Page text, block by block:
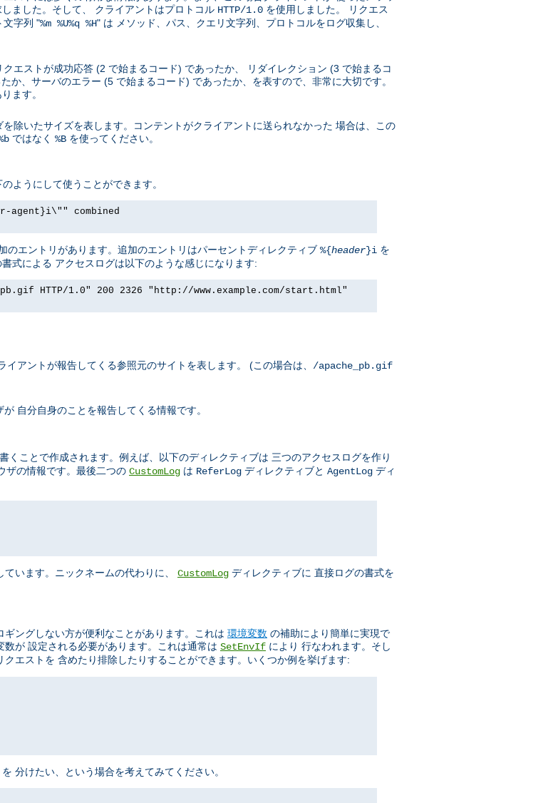
しました。そして、 クライアントはプロトコル HTTP/1.0 を使用しました。 リクエス
文字列 "%m %U%q %H" は メソッド、パス、クエリ文字列、プロトコルをログ収集し、
エストが成功応答 (2 で始まるコード) であったか、 リダイレクション (3 で始まるコ
、サーバのエラー (5 で始まるコード) であったか、を表すので、非常に大切です。
ます。
除いたサイズを表します。コンテントがクライアントに送られなかった 場合は、この
ではなく %B を使ってください。
ようにして使うことができます。
agent}i\"" combined
エントリがあります。追加のエントリはパーセントディレクティブ %{header}i を
式による アクセスログは以下のような感じになります:
HTTP/1.0" 200 2326 "http://www.example.com/start.html"
アントが報告してくる参照元のサイトを表します。 (この場合は、 /apache_pb.gif
自分自身のことを報告してくる情報です。
くことで作成されます。例えば、以下のディレクティブは 三つのアクセスログを作り
ザの情報です。最後二つの CustomLog は ReferLog ディレクティブと AgentLog ディ
います。ニックネームの代わりに、 CustomLog ディレクティブに 直接ログの書式を
ングしない方が便利なことがあります。これは 環境変数 の補助により簡単に実現で
が 設定される必要があります。これは通常は SetEnvIf により 行なわれます。そし
エストを 含めたり排除したりすることができます。いくつか例を挙げます:
分けたい、という場合を考えてみてください。